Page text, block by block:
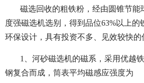
磁选回收的粗铁粉，经由圆锥节能
度强磁选机选别，得到品位63%以上的
环保设计，具有投资不多、见效较快的
1、河砂磁选机的磁系，采用优越
钢复合而成，筒表平均磁感应强度为